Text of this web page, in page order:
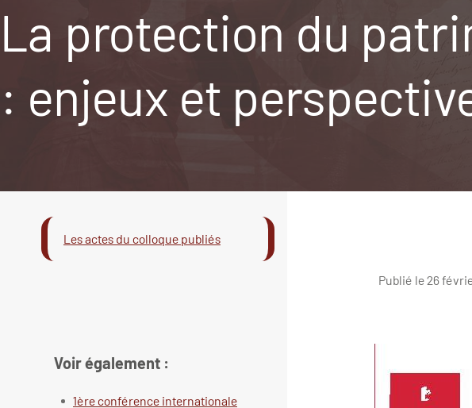
La protection du
: enjeux et
Publié le 26
Les actes du colloque publiés
Voir également :
1ère conférence internationale